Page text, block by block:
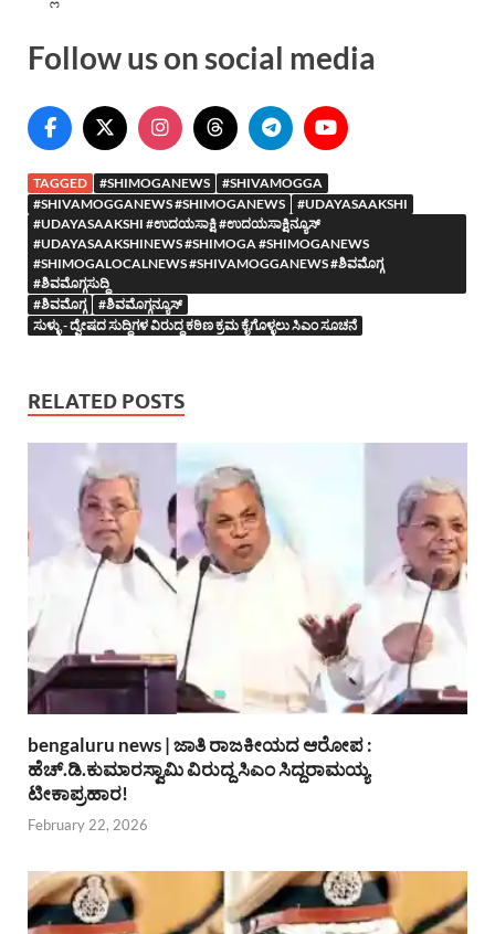
Follow us on social media
TAGGED #SHIMOGANEWS
#SHIVAMOGGA
#SHIVAMOGGANEWS #SHIMOGANEWS
#UDAYASAAKSHI
#UDAYASAAKSHI #ಉದಯಸಾಕ್ಷಿ #ಉದಯಸಾಕ್ಷಿನ್ಯೂಸ್
#UDAYASAAKSHINEWS #SHIMOGA #SHIMOGANEWS
#SHIMOGALOCALNEWS #SHIVAMOGGANEWS #ಶಿವಮೊಗ್ಗ
#ಶಿವಮೊಗ್ಗಸುದ್ದಿ
#ಶಿವಮೊಗ್ಗ
#ಶಿವಮೊಗ್ಗನ್ಯೂಸ್
ಸುಳ್ಳು - ದ್ವೇಷದ ಸುದ್ದಿಗಳ ವಿರುದ್ಧ ಕಠಿಣ ಕ್ರಮ ಕೈಗೊಳ್ಳಲು ಸಿಎಂ ಸೂಚನೆ
RELATED POSTS
bengaluru news | ಜಾತಿ ರಾಜಕೀಯದ ಆರೋಪ :
ಹೆಚ್.ಡಿ.ಕುಮಾರಸ್ವಾಮಿ ವಿರುದ್ದ ಸಿಎಂ ಸಿದ್ದರಾಮಯ್ಯ
ಟೀಕಾಪ್ರಹಾರ!
February 22, 2026